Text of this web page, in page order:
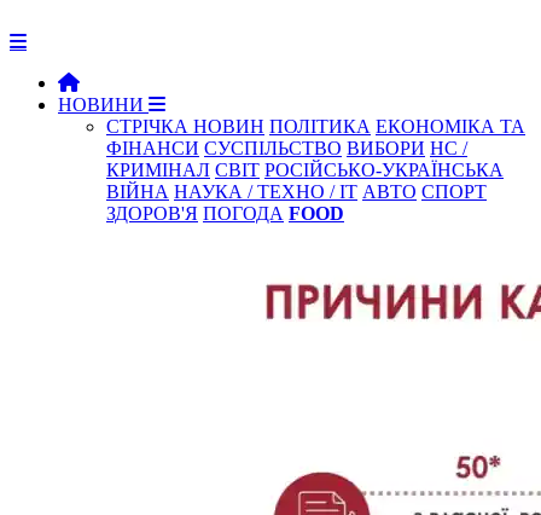
НОВИНИ
СТРІЧКА НОВИН ПОЛІТИКА ЕКОНОМІКА ТА
ФІНАНСИ СУСПІЛЬСТВО ВИБОРИ НС /
КРИМІНАЛ СВІТ РОСІЙСЬКО-УКРАЇНСЬКА
ВІЙНА НАУКА / ТЕХНО / IT АВТО СПОРТ
ЗДОРОВ'Я ПОГОДА FOOD